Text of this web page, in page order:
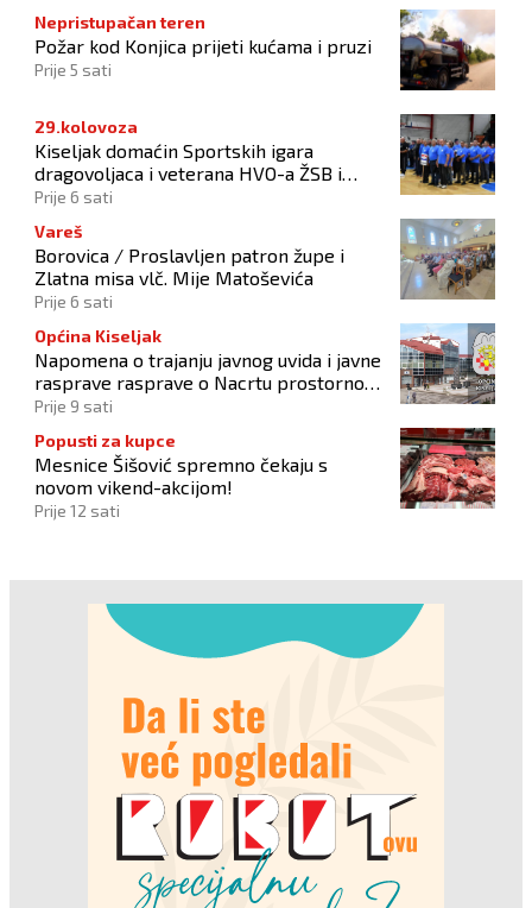
Nepristupačan teren
Požar kod Konjica prijeti kućama i pruzi
Prije 5 sati
29.kolovoza
Kiseljak domaćin Sportskih igara
dragovoljaca i veterana HVO-a ŽSB i
Dana branitelja
Prije 6 sati
Vareš
Borovica / Proslavljen patron župe i
Zlatna misa vlč. Mije Matoševića
Prije 6 sati
Općina Kiseljak
Napomena o trajanju javnog uvida i javne
rasprave rasprave o Nacrtu prostornog
plana
Prije 9 sati
Popusti za kupce
Mesnice Šišović spremno čekaju s
novom vikend-akcijom!
Prije 12 sati